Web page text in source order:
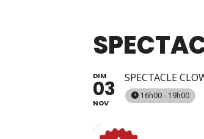
DIM
03
NOV
SPECTACLE
16h00 - 19h00